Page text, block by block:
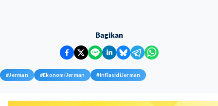
Bagikan
#Jerman #EkonomiJerman #InflasidiJerman